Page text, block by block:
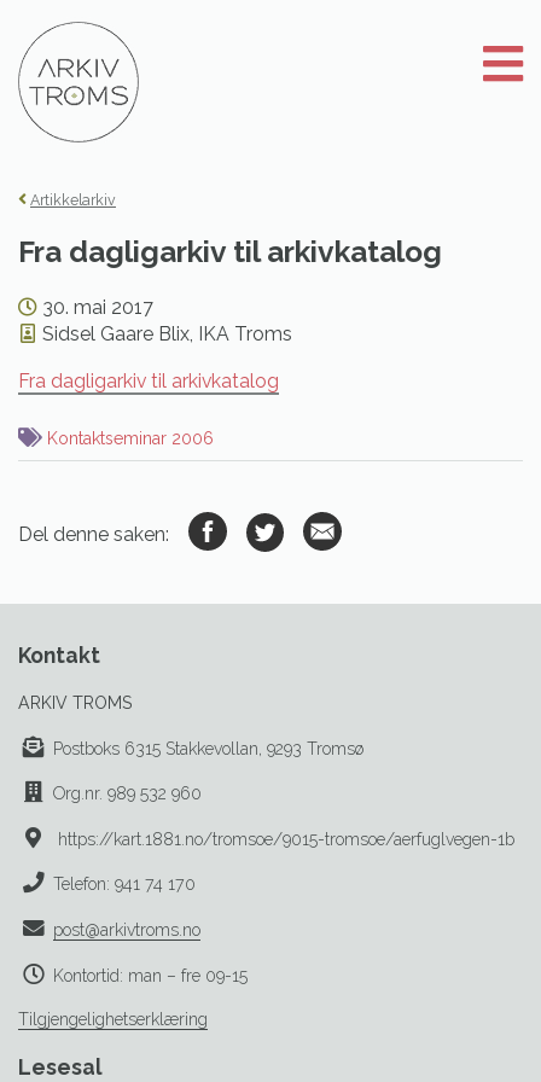
innhold
Artikkelarkiv
Fra dagligarkiv til arkivkatalog
30. mai 2017
Sidsel Gaare Blix, IKA Troms
Fra dagligarkiv til arkivkatalog
Kontaktseminar 2006
Del denne saken:
Kontakt
ARKIV TROMS
Postboks 6315 Stakkevollan, 9293 Tromsø
Org.nr. 989 532 960
https://kart.1881.no/tromsoe/9015-tromsoe/aerfuglvegen-1b
Telefon: 941 74 170
post@arkivtroms.no
Kontortid: man – fre 09-15
Tilgjengelighetserklæring
Lesesal